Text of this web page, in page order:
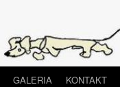
GALERIA KONTAKT